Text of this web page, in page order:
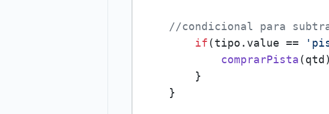
//condicional para
if(tipo. value ==
comprarPista
        }
    }